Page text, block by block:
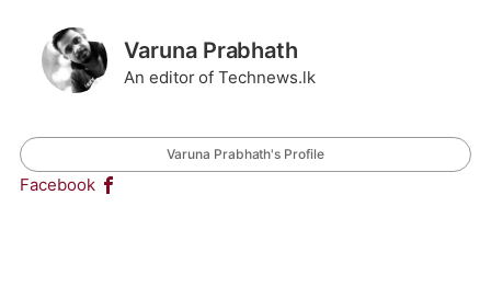
Varuna Prabhath
An editor of Technews.lk
Varuna Prabhath's Profile
Facebook